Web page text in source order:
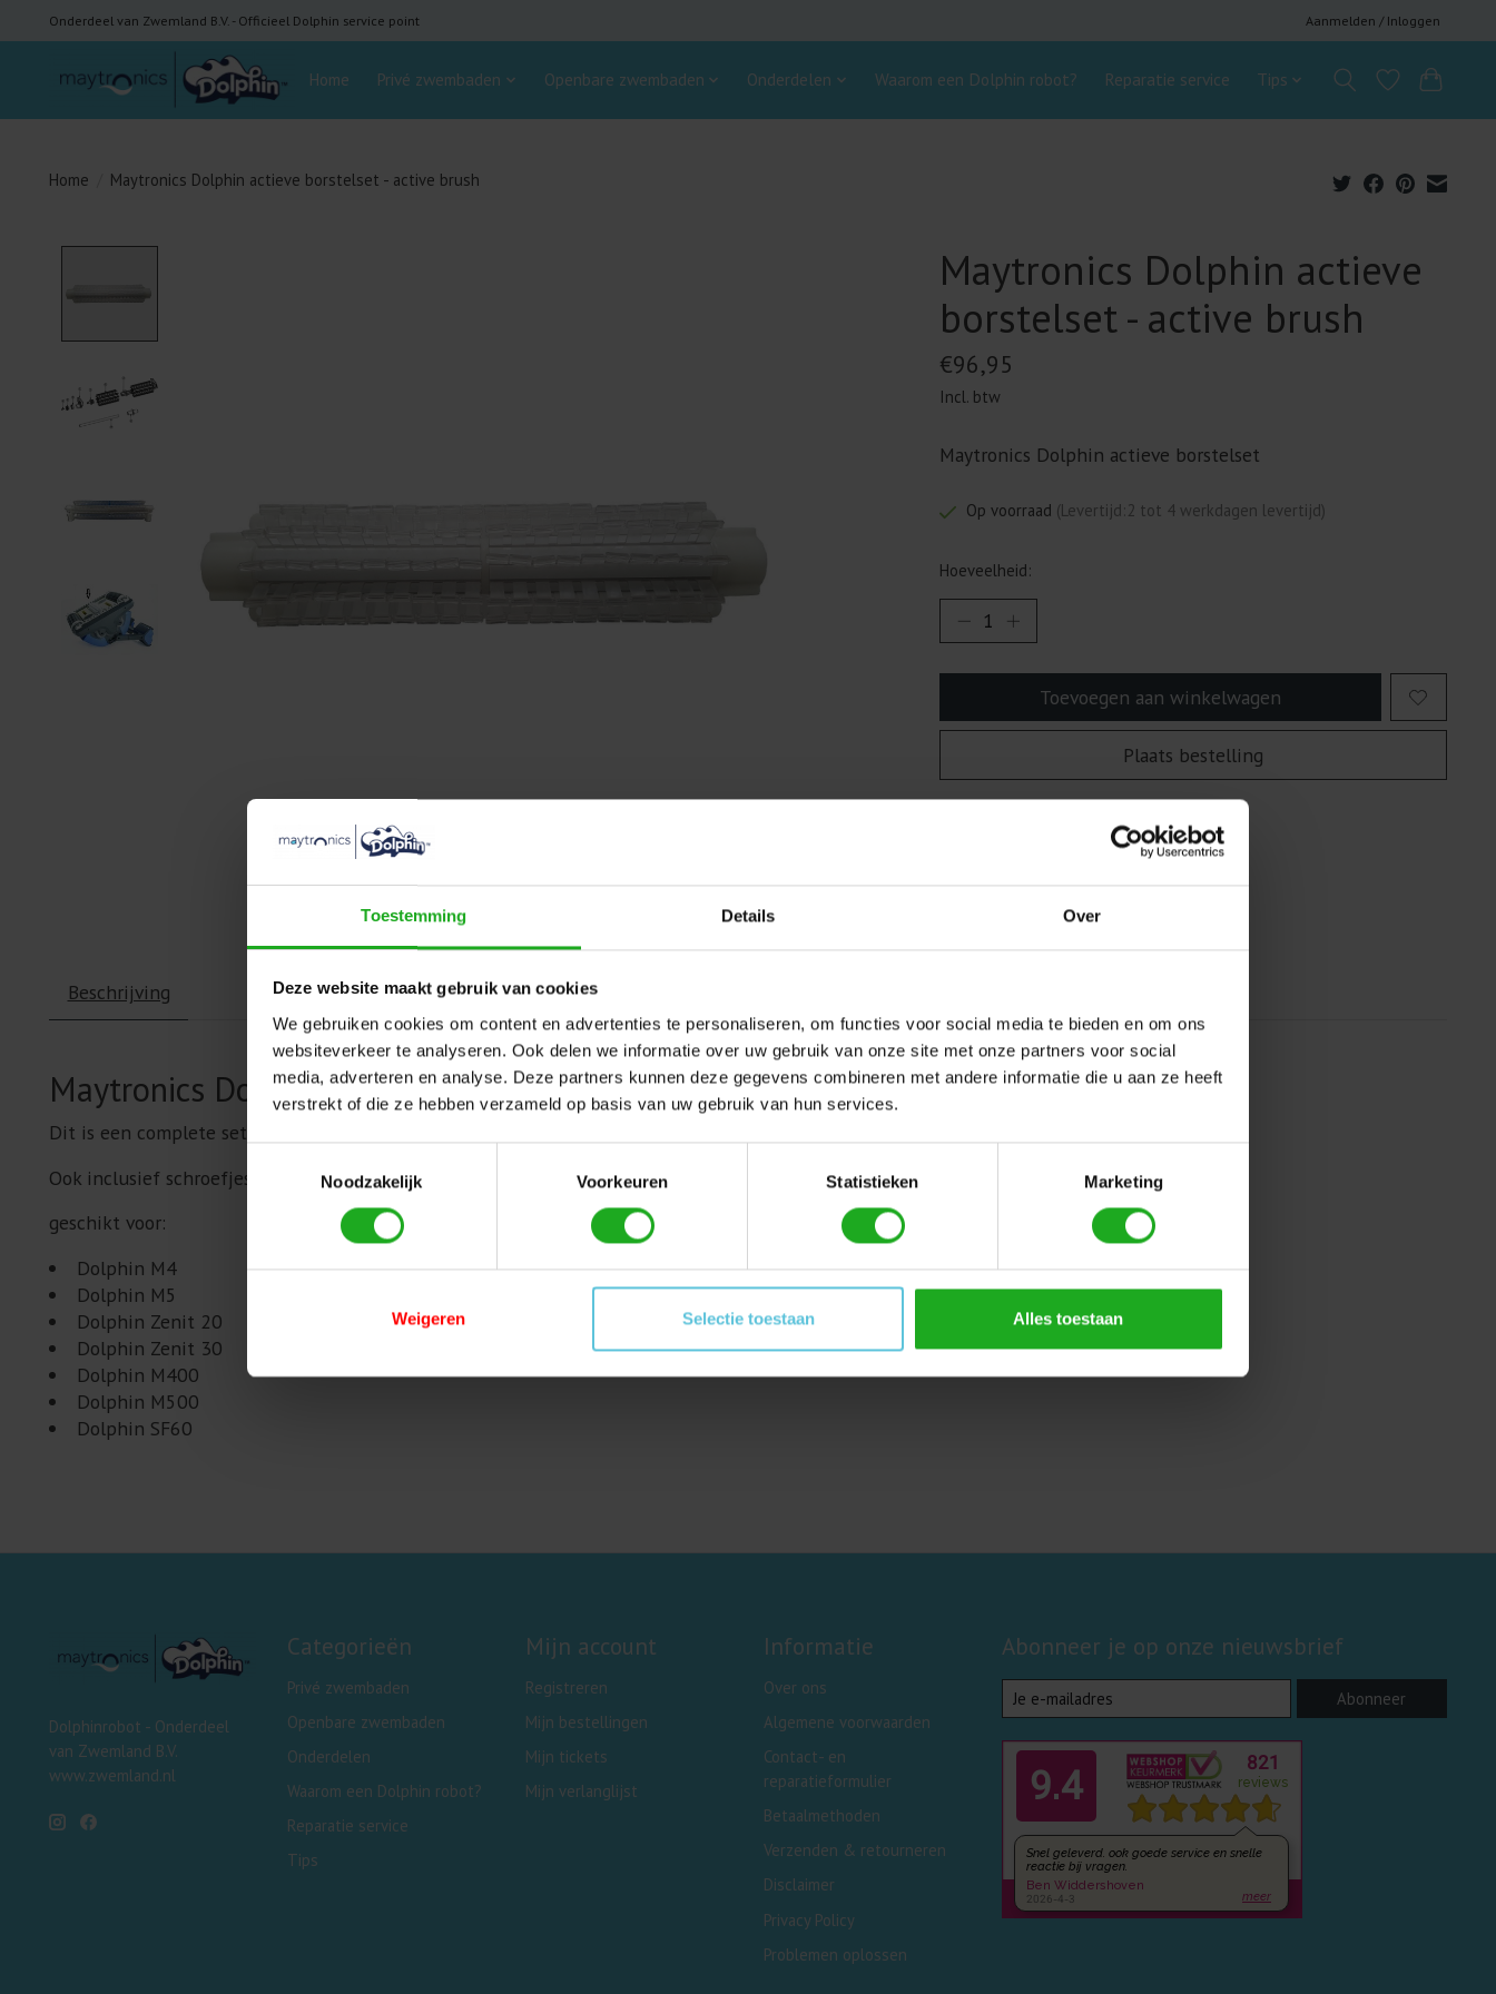
Toestemming Details Over
Deze website maakt gebruik van cookies
We gebruiken cookies om content en advertenties te personaliseren, om functies voor social media te bieden en om ons
websiteverkeer te analyseren. Ook delen we informatie over uw gebruik van onze site met onze partners voor social
media, adverteren en analyse. Deze partners kunnen deze gegevens combineren met andere informatie die u aan ze heeft
verstrekt of die ze hebben verzameld op basis van uw gebruik van hun services.
Noodzakelijk
Voorkeuren Statistieken Marketing
Weigeren Selectie toestaan Alles toestaan
Onderdeel van Zwemland B.V. - Officieel Dolphin service point Aanmelden / Inloggen
Home Privé zwembaden Openbare zwembaden Onderdelen Waarom een Dolphin robot? Reparatie service Tips
Home Maytronics Dolphin actieve borstelset - active brush
Maytronics Dolphin actieve
borstelset - active brush
€96,95
Incl. btw
Maytronics Dolphin actieve borstelset
Op voorraad (Levertijd:2 tot 4 werkdagen levertijd)
Hoeveelheid:
Toevoegen aan winkelwagen
Plaats bestelling
Beschrijving
Maytronics Dolphin actieve borstelset - active brush
Dit is een complete set voor de (3de) actieve borstel van uw zwembadrobot.
Ook inclusief schroefjes.
geschikt voor:
Dolphin M4
Dolphin M5
Dolphin Zenit 20
Dolphin Zenit 30
Dolphin M400
Dolphin M500
Dolphin SF60
Dolphinrobot - Onderdeel
van Zwemland B.V.
www.zwemland.nl
Categorieën
Privé zwembaden
Openbare zwembaden
Onderdelen
Waarom een Dolphin robot?
Reparatie service
Tips
Mijn account
Registreren
Mijn bestellingen
Mijn tickets
Mijn verlanglijst
Informatie
Over ons
Algemene voorwaarden
Contact- en
reparatieformulier
Betaalmethoden
Verzenden & retourneren
Disclaimer
Privacy Policy
Problemen oplossen
Abonneer je op onze nieuwsbrief
Abonneer